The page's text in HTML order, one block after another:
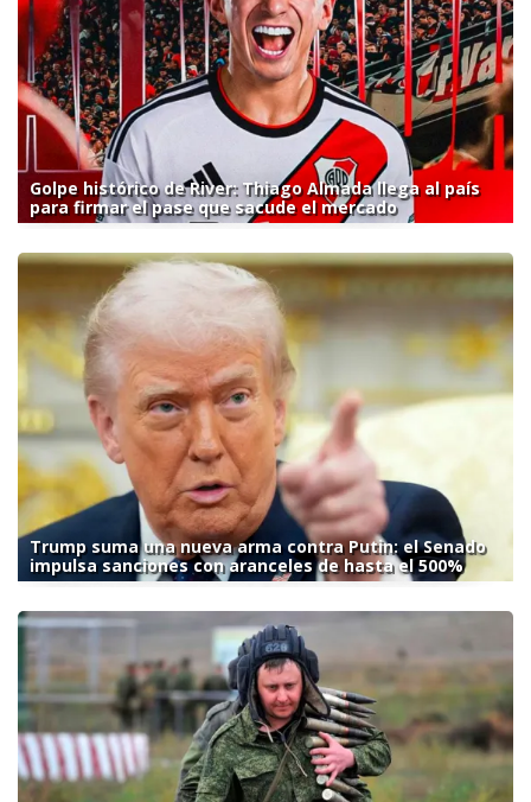
Golpe histórico de River: Thiago Almada llega al país
para firmar el pase que sacude el mercado
Trump suma una nueva arma contra Putin: el Senado
impulsa sanciones con aranceles de hasta el 500%